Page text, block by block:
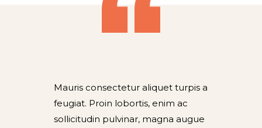
Mauris consectetur aliquet turpis a
feugiat. Proin lobortis, enim ac
sollicitudin pulvinar, magna augue